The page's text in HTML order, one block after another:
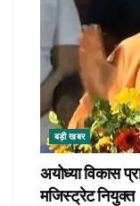
बड़ी खबर
अयोध्या विकास
मजिस्ट्रेट नियुक्त